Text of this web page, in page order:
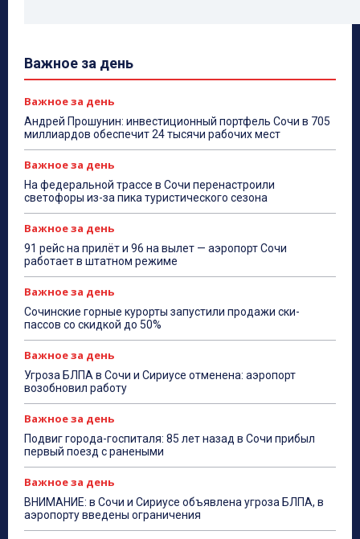
Важное за день
Важное за день
Андрей Прошунин: инвестиционный портфель Сочи в 705
миллиардов обеспечит 24 тысячи рабочих мест
Важное за день
На федеральной трассе в Сочи перенастроили
светофоры из-за пика туристического сезона
Важное за день
91 рейс на прилёт и 96 на вылет — аэропорт Сочи
работает в штатном режиме
Важное за день
Сочинские горные курорты запустили продажи ски-
пассов со скидкой до 50%
Важное за день
Угроза БЛПА в Сочи и Сириусе отменена: аэропорт
возобновил работу
Важное за день
Подвиг города-госпиталя: 85 лет назад в Сочи прибыл
первый поезд с ранеными
Важное за день
ВНИМАНИЕ: в Сочи и Сириусе объявлена угроза БЛПА, в
аэропорту введены ограничения